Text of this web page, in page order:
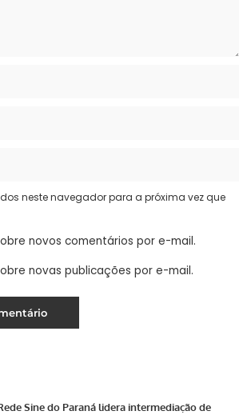
neste navegador para a próxima vez que
novos comentários por e-mail.
novas publicações por e-mail.
Sine do Paraná lidera intermediação de